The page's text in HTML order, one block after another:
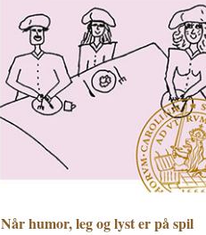
Når humor, leg og lyst er på spil